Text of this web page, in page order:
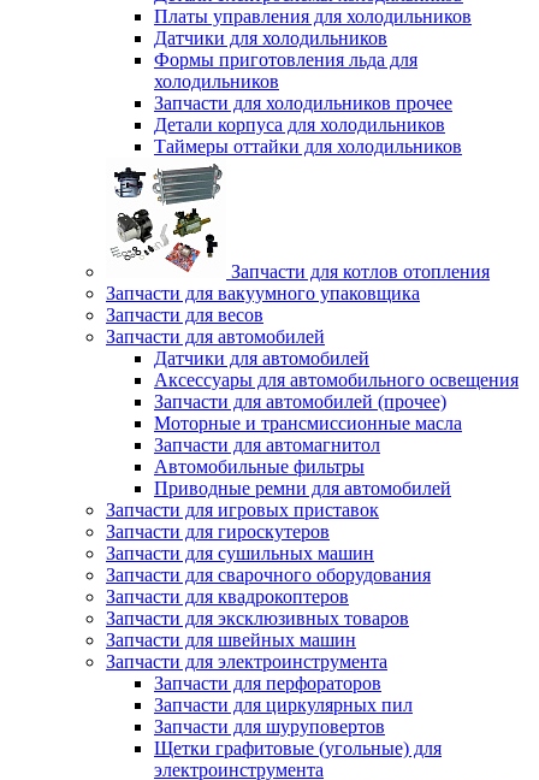
Платы управления для холодильников
Датчики для холодильников
Формы приготовления льда для
холодильников
Запчасти для холодильников прочее
Детали корпуса для холодильников
Таймеры оттайки для холодильников
Запчасти для котлов отопления
Запчасти для вакуумного упаковщика
Запчасти для весов
Запчасти для автомобилей
Датчики для автомобилей
Аксессуары для автомобильного освещения
Запчасти для автомобилей (прочее)
Моторные и трансмиссионные масла
Запчасти для автомагнитол
Автомобильные фильтры
Приводные ремни для автомобилей
Запчасти для игровых приставок
Запчасти для гироскутеров
Запчасти для сушильных машин
Запчасти для сварочного оборудования
Запчасти для квадрокоптеров
Запчасти для эксклюзивных товаров
Запчасти для швейных машин
Запчасти для электроинструмента
Запчасти для перфораторов
Запчасти для циркулярных пил
Запчасти для шуруповертов
Щетки графитовые (угольные) для
электроинструмента